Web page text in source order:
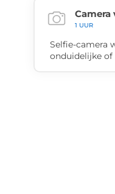
Camera
1 UUR
Selfie-camera
onduidelijke of